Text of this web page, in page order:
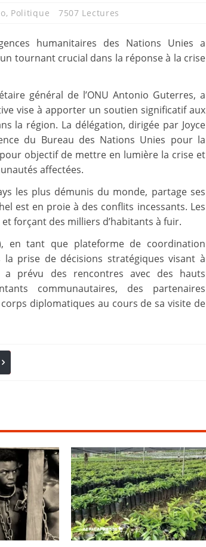
, Politique 7507 Lectures
humanitaires des Nations Unies a
tournant crucial dans la réponse à la crise
général de l’ONU Antonio Guterres, a
vise à apporter un soutien significatif aux
la région. La délégation, dirigée par Joyce
du Bureau des Nations Unies pour la
objectif de mettre en lumière la crise et
affectées.
les plus démunis du monde, partage ses
est en proie à des conflits incessants. Les
forçant des milliers d’habitants à fuir.
en tant que plateforme de coordination
prise de décisions stratégiques visant à
prévu des rencontres avec des hauts
communautaires, des partenaires
diplomatiques au cours de sa visite de